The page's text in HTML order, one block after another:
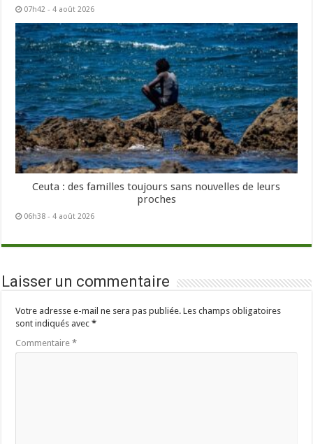
07h42 - 4 août 2026
Ceuta : des familles toujours sans nouvelles de leurs
proches
06h38 - 4 août 2026
Laisser un commentaire
Votre adresse e-mail ne sera pas publiée. Les champs obligatoires
sont indiqués avec*
Commentaire*